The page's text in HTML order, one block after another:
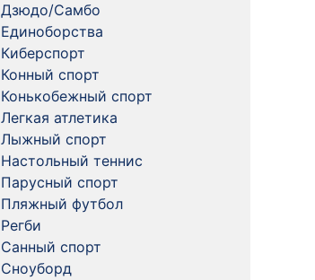
Дзюдо/Самбо
Единоборства
Киберспорт
Конный спорт
Конькобежный спорт
Легкая атлетика
Лыжный спорт
Настольный теннис
Парусный спорт
Пляжный футбол
Регби
Санный спорт
Сноуборд